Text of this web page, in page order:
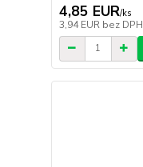
4,85 EUR/ks
3,94 EUR bez DPH